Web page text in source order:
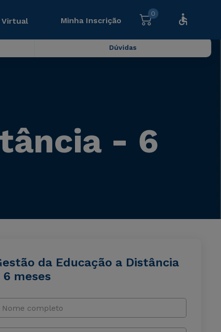
Virtual Minha Inscrição
0
Dúvidas
- 6
da Educação a Distância
meses
Nome completo